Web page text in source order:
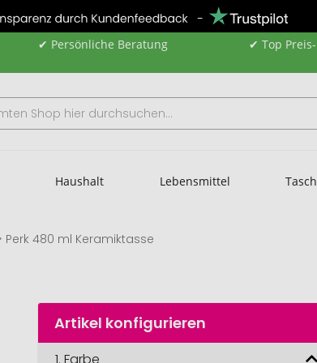
✔ Persönliche Beratung ✔ Top
Haushalt Lebensmittel
Perk 480 ml Keramiktasse
Artikel konfigurieren